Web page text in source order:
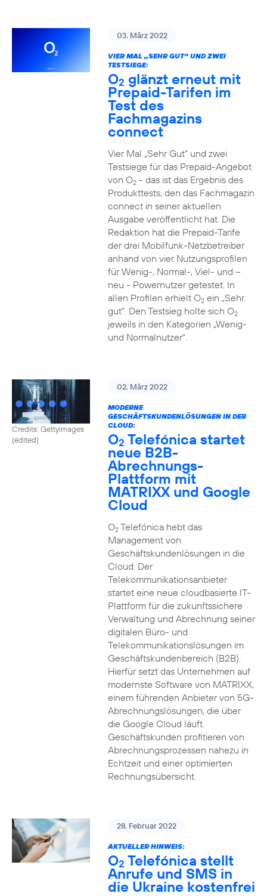
03. März 2022
VIER MAL „SEHR GUT“ UND ZWEI
TESTSIEGE:
O2 glänzt erneut mit
Prepaid-Tarifen im
Test des
Fachmagazins
connect
Vier Mal „Sehr Gut“ und zwei
Testsiege für das Prepaid-Angebot
von O2- das ist das Ergebnis des
Produkttests, den das Fachmagazin
connect in seiner aktuellen
Ausgabe veröffentlicht hat. Die
Redaktion hat die Prepaid-Tarife
der drei Mobilfunk-Netzbetreiber
anhand von vier Nutzungsprofilen
für Wenig-, Normal-, Viel- und –
neu - Powernutzer getestet. In
allen Profilen erhielt O2ein „Sehr
gut“. Den Testsieg holte sich O2
jeweils in den Kategorien „Wenig-
und Normalnutzer“.
Credits: Gettyimages
(edited)
02. März 2022
MODERNE
GESCHÄFTSKUNDENLÖSUNGEN IN DER
CLOUD:
O2 Telefónica startet
neue B2B-
Abrechnungs-
Plattform mit
MATRIXX und Google
Cloud
O2Telefónica hebt das
Management von
Geschäftskundenlösungen in die
Cloud: Der
Telekommunikationsanbieter
startet eine neue cloudbasierte IT-
Plattform für die zukunftssichere
Verwaltung und Abrechnung seiner
digitalen Büro- und
Telekommunikationslösungen im
Geschäftskundenbereich (B2B).
Hierfür setzt das Unternehmen auf
modernste Software von MATRIXX,
einem führenden Anbieter von 5G-
Abrechnungslösungen, die über
die Google Cloud läuft.
Geschäftskunden profitieren von
Abrechnungsprozessen nahezu in
Echtzeit und einer optimierten
Rechnungsübersicht.
28. Februar 2022
AKTUELLER HINWEIS:
O2 Telefónica stellt
Anrufe und SMS in
die Ukraine kostenfrei